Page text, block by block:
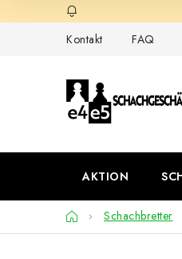
Inhalt
Kontakt
FAQ
AKTION
StartseiteSchachbretter